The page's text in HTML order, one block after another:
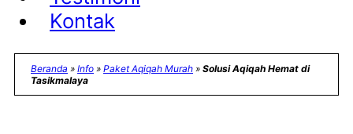
Kontak
Beranda » Info » Paket Aqiqah Murah » Solusi Aqiqah Hemat di
Tasikmalaya